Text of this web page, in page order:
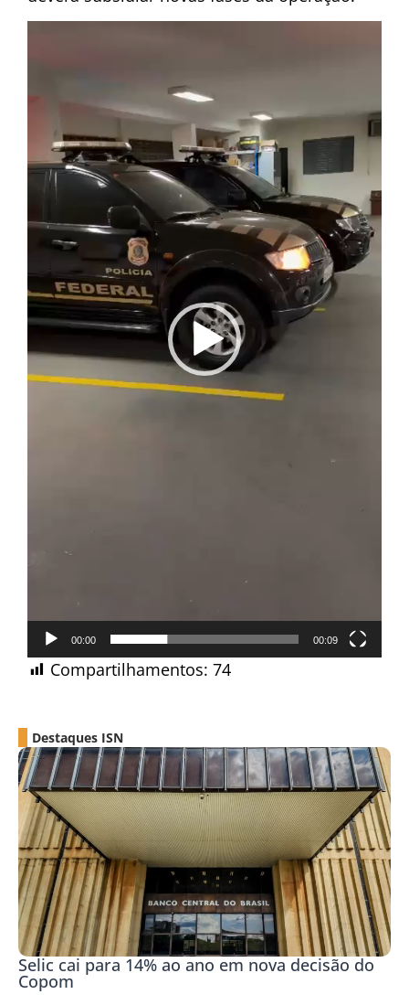
00:00 00:09
Compartilhamentos: 74
Destaques ISN
Selic cai para 14% ao ano em nova decisão do
Copom